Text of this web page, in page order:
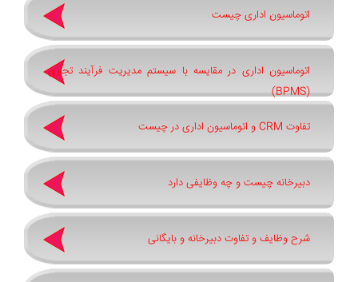
اتوماسیون اداری چیست
اتوماسیون اداری در مقایسه با سیستم مدیریت فرآیند تجاری
(BPMS)
تفاوت CRM و اتوماسیون اداری در چیست
دبیرخانه چیست و چه وظایفی دارد
شرح وظایف و تفاوت دبیرخانه و بایگانی